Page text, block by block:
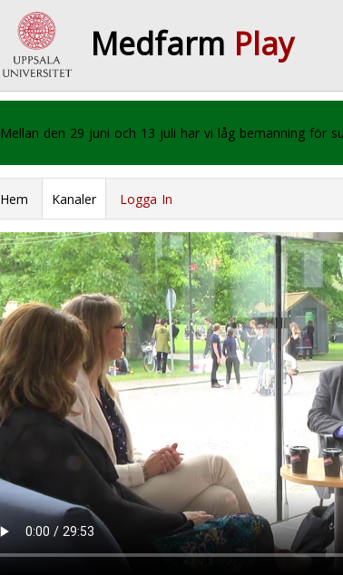
Medfarm Play
Mellan den 29 juni och 13 juli har vi låg bemanning för
Hem Kanaler Logga In